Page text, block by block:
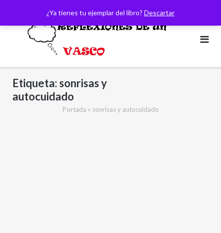
¿Ya tienes tu ejemplar del libro? Descartar
contenido
Etiqueta:sonrisas y
autocuidado
Portada » sonrisas y autocuidado